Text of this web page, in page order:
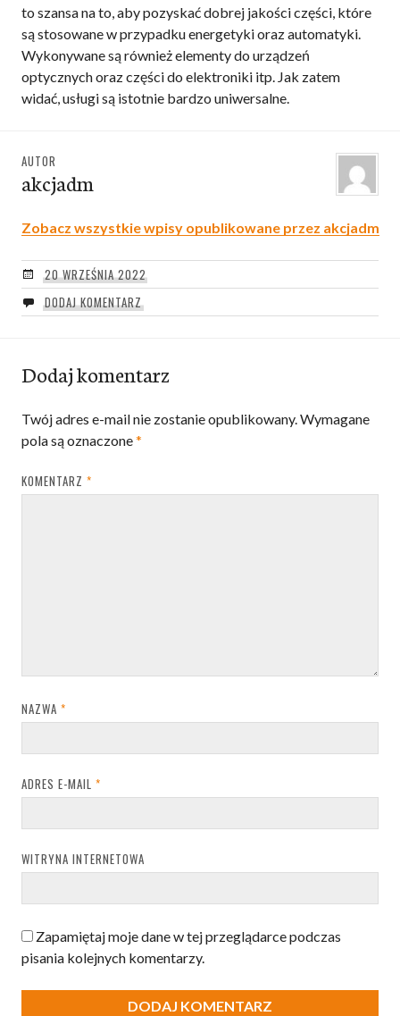
to szansa na to, aby pozyskać dobrej jakości części, które
są stosowane w przypadku energetyki oraz automatyki.
Wykonywane są również elementy do urządzeń
optycznych oraz części do elektroniki itp. Jak zatem
widać, usługi są istotnie bardzo uniwersalne.
AUTOR
akcjadm
Zobacz wszystkie wpisy opublikowane przez akcjadm
20 WRZEŚNIA 2022
DODAJ KOMENTARZ
Dodaj komentarz
Twój adres e-mail nie zostanie opublikowany. Wymagane
pola są oznaczone*
KOMENTARZ *
NAZWA *
ADRES E-MAIL *
WITRYNA INTERNETOWA
Zapamiętaj moje dane w tej przeglądarce podczas
pisania kolejnych komentarzy.